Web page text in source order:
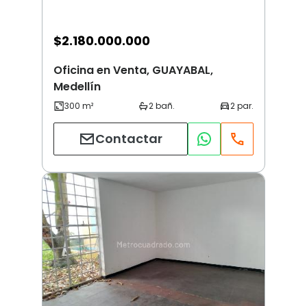
$2.180.000.000
Oficina en Venta, GUAYABAL,
Medellín
Contactar